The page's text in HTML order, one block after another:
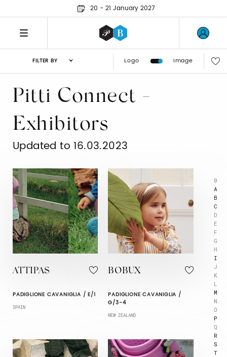
20 - 21 January 2027
FILTER BY Logo Image
0
A
B
C
D
E
F
G
H
I
J
K
L
M
N
O
P
Q
R
S
T
Pitti Connect -
Exhibitors
Updated to 16.03.2023
ATTIPAS
PADIGLIONE CAVANIGLIA / E/1
SPAIN
BOBUX
PADIGLIONE CAVANIGLIA /
G/3-4
NEW ZEALAND